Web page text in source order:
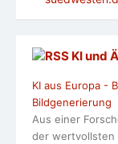
KI und
KI aus Europa -
Bildgenerierung
Aus einer
der wertvollsten